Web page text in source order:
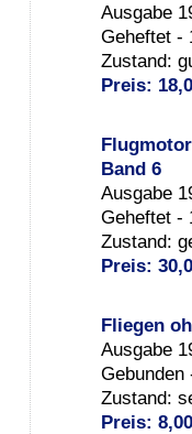
Ausgabe
Geheftet -
Zustand:
Preis:
Band 6
Ausgabe
Geheftet -
Zustand:
Preis:
Fliegen
Ausgabe
Gebunden
Zustand:
Preis: